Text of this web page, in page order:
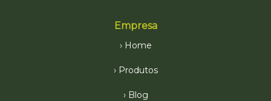
Empresa
Home
Produtos
Blog